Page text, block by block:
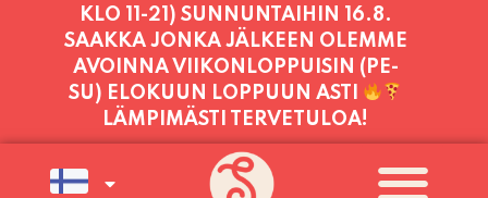
KLO 11-21) SUNNUNTAIHIN 16.8.
SAAKKA JONKA JÄLKEEN OLEMME
AVOINNA VIIKONLOPPUISIN (PE-
SU) ELOKUUN LOPPUUN ASTI
LÄMPIMÄSTI TERVETULOA!
PALVELEMME TÄNÄÄN:
TORSTAI11:00 - 21:00